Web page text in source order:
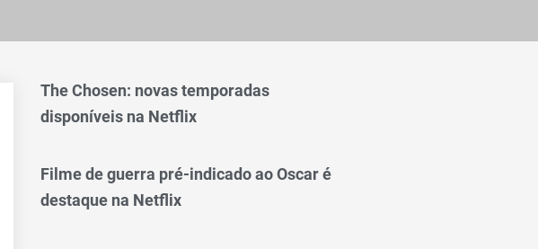
The Chosen: novas temporadas
disponíveis na Netflix
Filme de guerra pré-indicado ao Oscar é
destaque na Netflix